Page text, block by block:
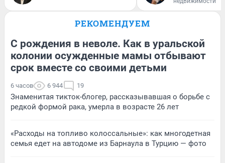
РЕКОМЕНДУЕМ
С рождения в неволе. Как в уральской
колонии осужденные мамы отбывают
срок вместе со своими детьми
6 часов 6 944 19
Знаменитая тикток-блогер, рассказывавшая о борьбе с
редкой формой рака, умерла в возрасте 26 лет
«Расходы на топливо колоссальные»: как многодетная
семья едет на автодоме из Барнаула в Турцию — фото